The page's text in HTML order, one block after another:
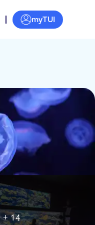
myTUI
+ 14